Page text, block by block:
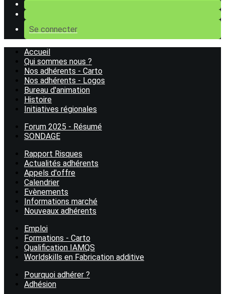
Se connecter
Accueil
Qui sommes nous ?
Nos adhérents - Carto
Nos adhérents - Logos
Bureau d'animation
Histoire
Initiatives régionales
Forum 2025 - Résumé
SONDAGE
Rapport Risques
Actualités adhérents
Appels d'offre
Calendrier
Evènements
Informations marché
Nouveaux adhérents
Emploi
Formations - Carto
Qualification IAMQS
Worldskills en Fabrication additive
Pourquoi adhérer ?
Adhésion